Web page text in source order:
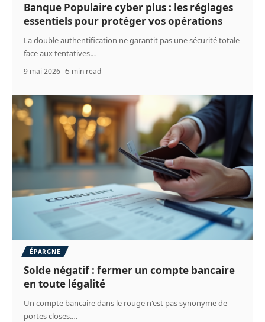
Banque Populaire cyber plus : les réglages
essentiels pour protéger vos opérations
La double authentification ne garantit pas une sécurité totale
face aux tentatives…
9 mai 2026 5 min read
ÉPARGNE
Solde négatif : fermer un compte bancaire
en toute légalité
Un compte bancaire dans le rouge n'est pas synonyme de
portes closes.…